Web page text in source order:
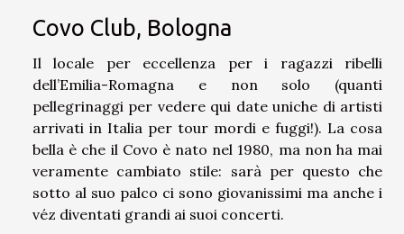
Covo Club, Bologna
Il locale per eccellenza per i ragazzi ribelli
dell’Emilia-Romagna e non solo (quanti
pellegrinaggi per vedere qui date uniche di artisti
arrivati in Italia per tour mordi e fuggi!). La cosa
bella è che il Covo è nato nel 1980, ma non ha mai
veramente cambiato stile: sarà per questo che
sotto al suo palco ci sono giovanissimi ma anche i
véz diventati grandi ai suoi concerti.